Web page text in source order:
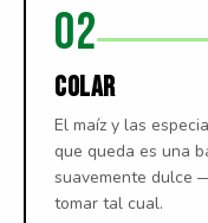
02
COLAR
El maíz y las
que queda es una
suavemente dulce
tomar tal cual.